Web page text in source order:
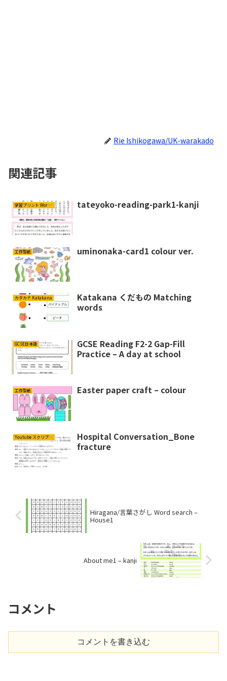
Rie Ishikogawa/UK-warakado
関連記事
学習プリント Worksheets tateyoko-reading-park1-kanji
工作型紙 uminonaka-card1 colour ver.
カタカナ Katakana
Katakana くだもの Matching
words
GCSE日本語
GCSE Reading F2-2 Gap-Fill
Practice – A day at school
工作型紙 Easter paper craft – colour
Youtube スクリプト Script
Hospital Conversation_Bone
fracture
Hiragana/言葉さがし Word search –
House1
About me1 – kanji
コメント
コメントを書き込む